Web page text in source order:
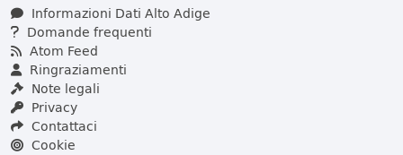
Informazioni Dati Alto Adige
Domande frequenti
Atom Feed
Ringraziamenti
Note legali
Privacy
Contattaci
Cookie